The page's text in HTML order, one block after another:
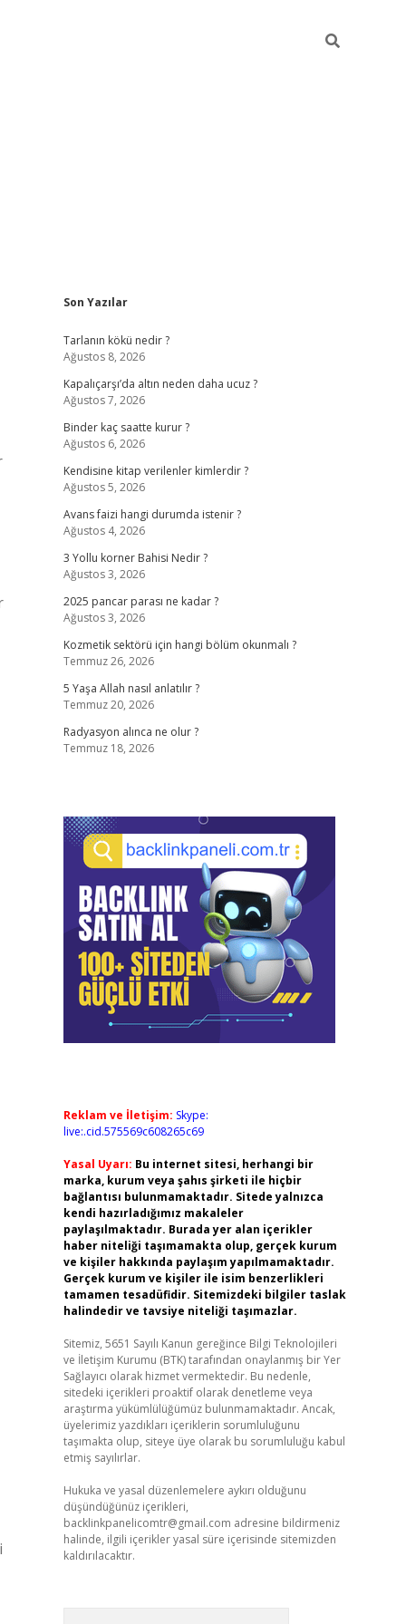
Sidebar
Son Yazılar
Tarlanın kökü nedir ?
Ağustos 8, 2026
Kapalıçarşı’da altın neden daha ucuz ?
Ağustos 7, 2026
Binder kaç saatte kurur ?
Ağustos 6, 2026
Kendisine kitap verilenler kimlerdir ?
Ağustos 5, 2026
Avans faizi hangi durumda istenir ?
Ağustos 4, 2026
3 Yollu korner Bahisi Nedir ?
Ağustos 3, 2026
2025 pancar parası ne kadar ?
Ağustos 3, 2026
Kozmetik sektörü için hangi bölüm okunmalı ?
Temmuz 26, 2026
5 Yaşa Allah nasıl anlatılır ?
Temmuz 20, 2026
Radyasyon alınca ne olur ?
Temmuz 18, 2026
Reklam ve İletişim: Skype:
live:.cid.575569c608265c69
Yasal Uyarı: Bu internet sitesi, herhangi bir
marka, kurum veya şahıs şirketi ile hiçbir
bağlantısı bulunmamaktadır. Sitede yalnızca
kendi hazırladığımız makaleler
paylaşılmaktadır. Burada yer alan içerikler
haber niteliği taşımamakta olup, gerçek kurum
ve kişiler hakkında paylaşım yapılmamaktadır.
Gerçek kurum ve kişiler ile isim benzerlikleri
tamamen tesadüfidir. Sitemizdeki bilgiler taslak
halindedir ve tavsiye niteliği taşımazlar.
Sitemiz, 5651 Sayılı Kanun gereğince Bilgi Teknolojileri
ve İletişim Kurumu (BTK) tarafından onaylanmış bir Yer
Sağlayıcı olarak hizmet vermektedir. Bu nedenle,
sitedeki içerikleri proaktif olarak denetleme veya
araştırma yükümlülüğümüz bulunmamaktadır. Ancak,
üyelerimiz yazdıkları içeriklerin sorumluluğunu
taşımakta olup, siteye üye olarak bu sorumluluğu kabul
etmiş sayılırlar.
Hukuka ve yasal düzenlemelere aykırı olduğunu
düşündüğünüz içerikleri,
backlinkpanelicomtr@gmail.com adresine bildirmeniz
halinde, ilgili içerikler yasal süre içerisinde sitemizden
kaldırılacaktır.
ilbet güncel giriş adresi